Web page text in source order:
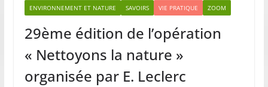
ENVIRONNEMENT ET NATURE SAVOIRS VIE PRATIQUE ZOOM
29ème édition de l’opération
« Nettoyons la nature »
organisée par E. Leclerc